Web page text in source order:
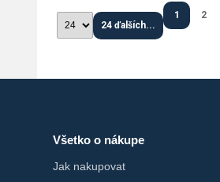
24 ďalších...
1 2
Všetko o nákupe
Jak nakupovat